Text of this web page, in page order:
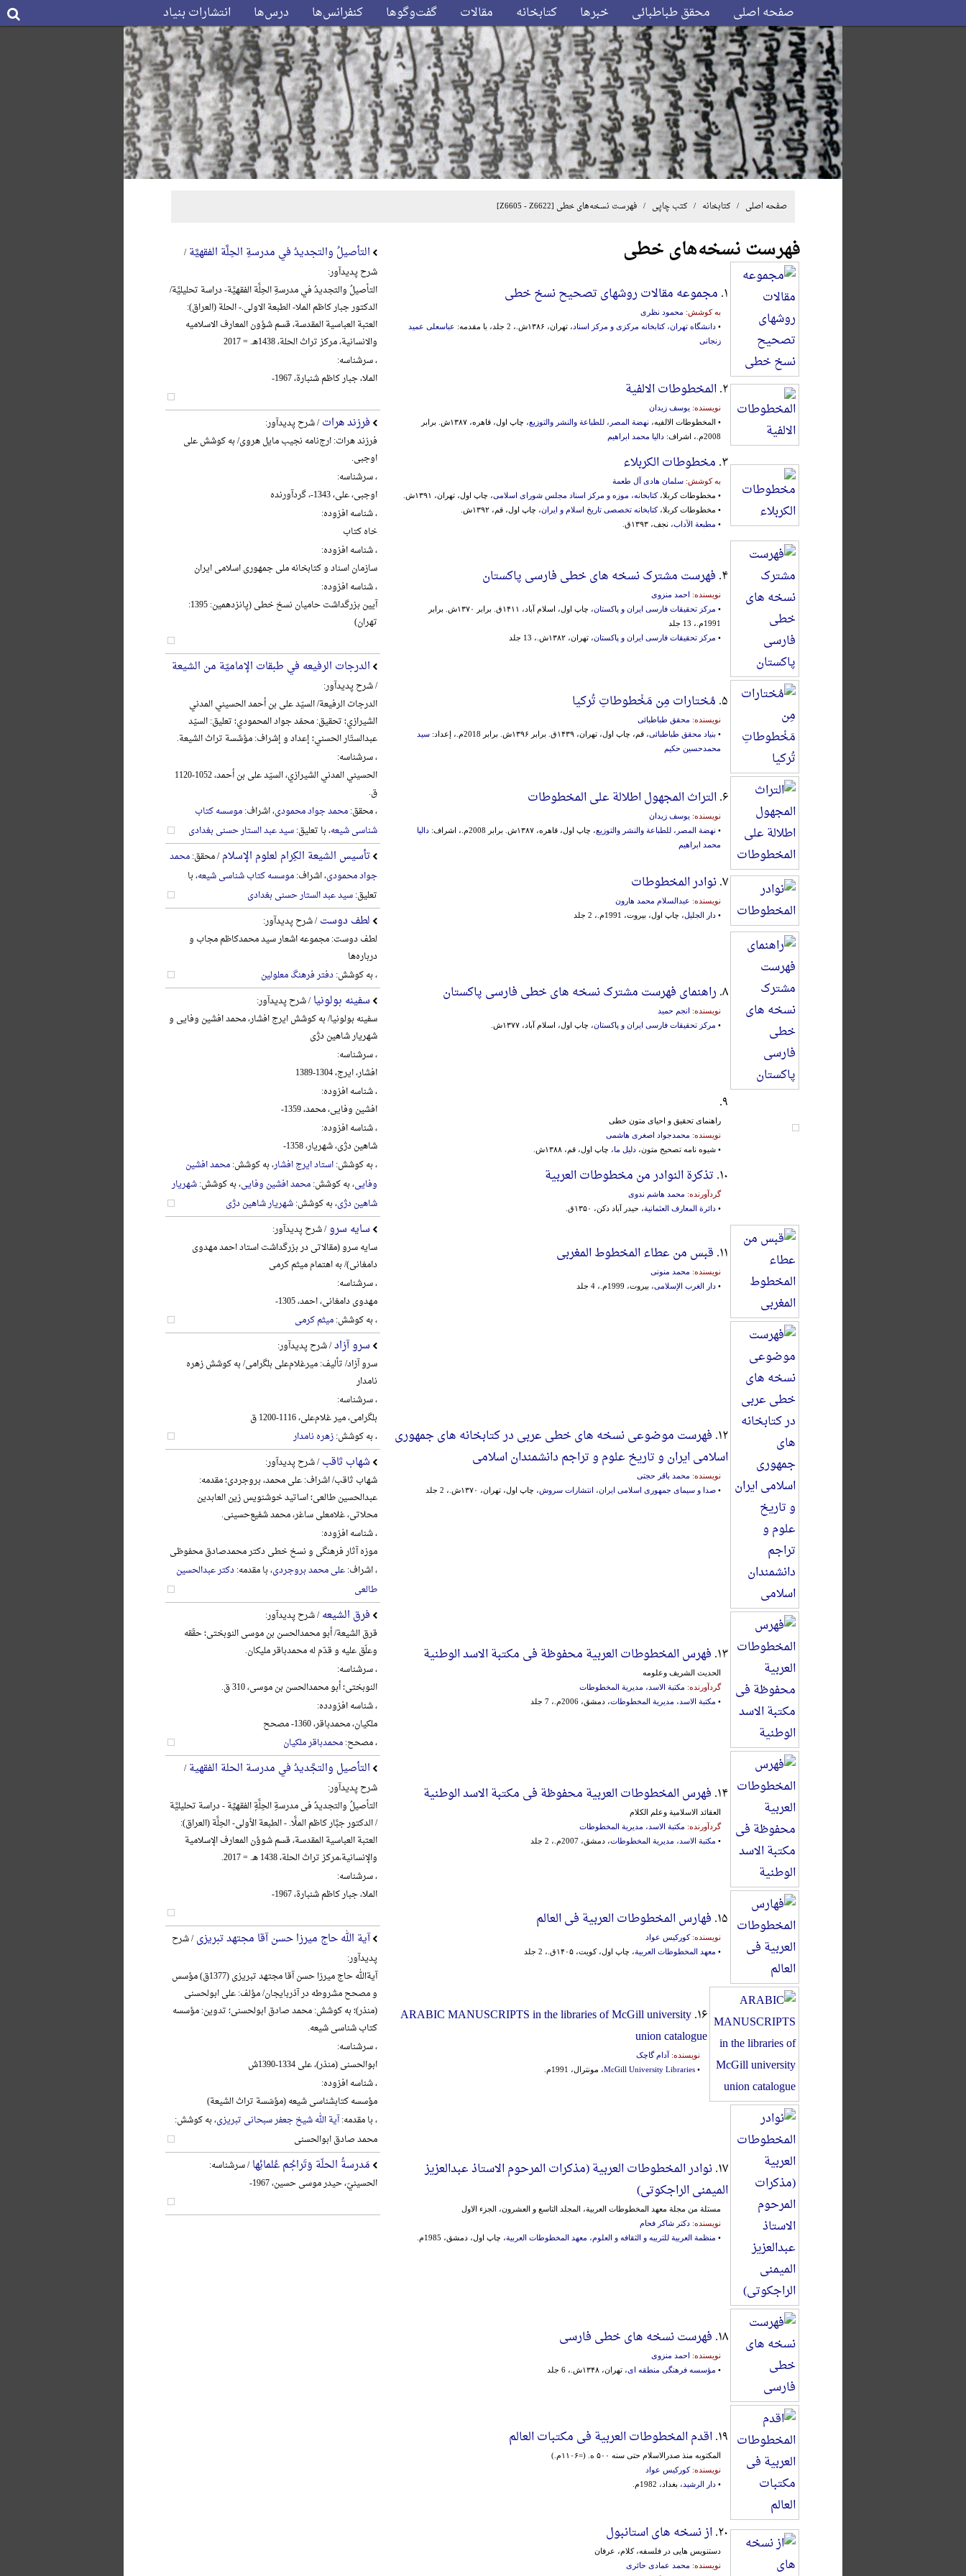
صفحه اصلی محقق طباطبائی خبرها کتابخانه مقالات گفت‌وگوها کنفرانس‌ها درس‌ها انتشارات بنیاد
صفحه اصلی / کتابخانه /کتب چاپی /فهرست نسخه‌های خطی[Z6605 - Z6622]
فهرست نسخه‌های خطی
۱. مجموعه مقالات روشهای تصحیح نسخ خطی
به کوشش: محمود نظری
• دانشگاه تهران، کتابخانه مرکزی و مرکز اسناد ، تهران، ۱۳۸۶ش.، 2 جلد، با مقدمه:
عباسعلی عمید
زنجانی
۲. المخطوطات الالفیة
نویسنده: یوسف زیدان
• المخطوطات الالفیه، نهضة المصر، للطباعة والنشر والتوزیع
، چاپ اول، قاهره، ۱۳۸۷ش. برابر
2008م.، اشراف:
دالیا محمد ابراهیم
۳. مخطوطات الکربلاء
به کوشش: سلمان هادی آل طعمة
• مخطوطات کربلا،کتابخانه، موزه و مرکز اسناد مجلس شورای اسلامی، چاپ اول، تهران، ۱۳۹۱ش.
• مخطوطات کربلا،کتابخانه تخصصی تاریخ اسلام و ایران، چاپ اول، قم، ۱۳۹۲ش.
• مطبعة الآداب، نجف، ۱۳۹۳ق.
۴. فهرست مشترک نسخه های خطی فارسی پاکستان
نویسنده: احمد منزوی
• مرکز تحقیقات فارسی ایران و پاکستان
، چاپ اول، اسلام آباد، ۱۴۱۱ق. برابر ۱۳۷۰ش. برابر
1991م.، 13 جلد
• مرکز تحقیقات فارسی ایران و پاکستان، تهران، ۱۳۸۲ش.، 13 جلد
۵. مُختارات مِن مَخْطوطاتِ تُرکیا
نویسنده: محقق طباطبائی
• بنیاد محقق طباطبائی، قم، چاپ اول، تهران، ۱۴۳۹ق. برابر ۱۳۹۶ش. برابر 2018م.، إعداد:
سید
محمدحسین حکیم
۶. التراث المجهول اطلالة علی المخطوطات
نویسنده: یوسف زیدان
• نهضة المصر، للطباعة والنشر والتوزیع، چاپ اول، قاهره، ۱۳۸۷ش. برابر 2008م.، اشراف:
دالیا
محمد ابراهیم
۷. نوادر المخطوطات
نویسنده: عبدالسلام محمد هارون
• دار الجلیل، چاپ اول، بیروت، 1991م.، 2 جلد
۸. راهنمای فهرست مشترک نسخه های خطی فارسی پاکستان
نویسنده: انجم حمید
• مرکز تحقیقات فارسی ایران و پاکستان، چاپ اول، اسلام آباد، ۱۳۷۷ش.
۹.
راهنمای تحقیق و احیای متون خطی
نویسنده: محمدجواد اصغری هاشمی
• شیوه نامه تصحیح متون، دلیل ما، چاپ اول، قم، ۱۳۸۸ش.
۱۰. تذکرة النوادر من مخطوطات العربیة
گردآورنده: محمد هاشم ندوی
• دائرة المعارف العثمانیة، حیدر آباد دکن، ۱۳۵۰ق.
۱۱. قبس من عطاء المخطوط المغربی
نویسنده: محمد منونی
• دار الغرب الإسلامی، بیروت، 1999م.، 4 جلد
۱۲. فهرست موضوعی نسخه های خطی عربی در کتابخانه های جمهوری
اسلامی ایران و تاریخ علوم و تراجم دانشمندان اسلامی
نویسنده: محمد باقر حجتی
• صدا و سیمای جمهوری اسلامی ایران، انتشارات سروش، چاپ اول، تهران، ۱۳۷۰ش.، 2 جلد
۱۳. فهرس المخطوطات العربیة محفوظة فی مکتبة الاسد الوطنیة
الحدیث الشریف وعلومه
گردآورنده: مکتبة الاسد، مدیریة المخطوطات
• مکتبة الاسد، مدیریة المخطوطات، دمشق، 2006م.، 7 جلد
۱۴. فهرس المخطوطات العربیة محفوظة فی مکتبة الاسد الوطنیة
العقائد الاسلامیة وعلم الکلام
گردآورنده: مکتبة الاسد، مدیریة المخطوطات
• مکتبة الاسد، مدیریة المخطوطات، دمشق، 2007م.، 2 جلد
۱۵. فهارس المخطوطات العربیة فی العالم
نویسنده:کورکیس عواد
• معهد المخطوطات العربیة، چاپ اول، کویت، ۱۴۰۵ق.، 2 جلد
۱۶. ARABIC MANUSCRIPTS in the libraries of McGill university
union catalogue
نویسنده: آدام گاچک
•
McGill University Libraries، مونترال، 1991م.
۱۷. نوادر المخطوطات العربیة (مذکرات المرحوم الاستاذ عبدالعزیز
المیمنی الراجکوتی)
مستلة من مجلة معهد المخطوطات العربیة، المجلد التاسع و العشرون، الجزء الاول
نویسنده: دکتر شاکر فحام
• منظمة العربیة للتربیه‌ و الثقافه‌ و العلوم‌، معهد المخطوطات‌ العربیة، چاپ اول، دمشق، 1985م.
۱۸. فهرست نسخه های خطی فارسی
نویسنده: احمد منزوی
• مؤسسه فرهنگی منطقه ای، تهران، ۱۳۴۸ش.، 6 جلد
۱۹. اقدم المخطوطات العربیة فی مکتبات العالم
المکتوبه منذ صدرالاسلام حتی سنه ۵۰۰ ه. (=۱۱۰۶م.)
نویسنده:کورکیس عواد
• دار الرشید ، بغداد، 1982م.
۲۰. از نسخه های استانبول
دستنویس هایی در فلسفه، کلام، عرفان
نویسنده: محمد عمادی حائری
التأصیلُ والتجدیدُ في مدرسةِ الحِلَّة الفقهیَّة/
شرح پدیدآور:
التأصیلُ والتجدیدُ في مدرسةِ الحِلَّة الفقهیَّة- دراسة تحلیلیَّة/
الدکتور جبار کاظم الملا- الطبعة الاولی.- الحلة (العراق):
العتبة العباسیة المقدسة، قسم شؤون المعارف الاسلامیه
والانسانیة، مرکز تراث الحلة، 1438هـ. = 2017
، سرشناسه:
الملا، جبار کاظم شنبارة، 1967-
فرزند هرات/ شرح پدیدآور:
فرزند هرات: ارج‌نامه نجیب مایل هروی/ به کوشش علی
اوجبی.
، سرشناسه:
اوجبی، علی، 1343-، گردآورنده
، شناسه افزوده:
خاه کتاب
، شناسه افزوده:
سازمان اسناد و کتابخانه ملی جمهوری اسلامی ایران
، شناسه افزوده:
آیین بزرگداشت حامیان نسخ خطی (پانزدهمین: 1395:
تهران)
الدرجات الرفیعه في طبقات الإمامیّة من الشیعة
/ شرح پدیدآور:
الدرجات الرفیعة/ السیّد علی بن أحمد الحسیني المدني
الشیرازي؛ تحقیق: محمّد جواد المحمودي؛ تعلیق: السیّد
عبدالستّار الحسني؛ إعداد و إشراف: مؤسَّسة تراث الشیعة.
، سرشناسه:
الحسیني المدني الشیرازي، السیّد علی بن أحمد، 1052-1120
ق.
، محقق:محمد جواد محمودی، اشراف:موسسه کتاب
شناسی شیعه، با تعلیق:سید عبد الستار حسنی بغدادی
تأسیس الشیعة الکِرام لعلوم الإسلام/ محقق:محمد
جواد محمودی، اشراف:موسسه کتاب شناسی شیعه، با
تعلیق:سید عبد الستار حسنی بغدادی
لطف دوست/ شرح پدیدآور:
لطف دوست: مجموعه اشعار سید محمدکاظم مجاب و
درباره‌ها
، به کوشش:دفتر فرهنگ معلولین
سفینه بولونیا/ شرح پدیدآور:
سفینه بولونیا/ به کوشش ایرج افشار، محمد افشین وفایی و
شهریار شاهین دژی
، سرشناسه:
افشار، ایرج، 1304-1389
، شناسه افزوده:
افشین وفایی، محمد، 1359-
، شناسه افزوده:
شاهین دژی، شهریار، 1358-
، به کوشش:استاد ایرج افشار، به کوشش:محمد افشین
وفایی، به کوشش:محمد افشین وفایی، به کوشش:شهریار
شاهین دژی، به کوشش:شهریار شاهین دژی
سایه سرو/ شرح پدیدآور:
سایه سرو (مقالاتی در بزرگداشت استاد احمد مهدوی
دامغانی)/ به اهتمام میثم کرمی
، سرشناسه:
مهدوی دامغانی، احمد، 1305-
، به کوشش:میثم کرمی
سرو آزاد/ شرح پدیدآور:
سرو آزاد/ تألیف: میرغلام‌علی بلگرامی/ به کوشش زهره
نامدار
، سرشناسه:
بلگرامی، میر غلام‌علی، 1116-1200 ق
، به کوشش:زهره نامدار
شهاب ثاقب/ شرح پدیدآور:
شهاب ثاقب/ اشراف: علی محمد، بروجردی؛ مقدمه:
عبدالحسین طالعی؛ اساتید خوشنویس زین العابدین
محلاتی، غلامعلی ساغر، محمد شفیع‌حسینی.
، شناسه افزوده:
موزه آثار فرهنگی و نسخ خطی دکتر محمدصادق محفوظی
، اشراف:علی محمد بروجردی، با مقدمه:دکتر عبدالحسین
طالعی
فرق الشیعه/ شرح پدیدآور:
قرق الشیعة/ أبو محمدالحسن بن موسی النوبختی؛ حقّقه
وعلّق علیه و قدّم له محمدباقر ملیکان.
، سرشناسه:
النوبختی؛ أبو محمدالحسن بن موسی، 310 ق.
، شناسه افزودده:
ملکیان، محمدباقر، 1360- مصحح
، مصحح:محمدباقر ملکیان
التأصیل والتجَّدیدُ في مدرسة الحلة الفقهیة/
شرح پدیدآور:
التأصیلُ والتجدیدُ فی مدرسةِ الحِلَّةِ الفقهیِّة - دراسة تحلیلیَّة
/ الدکتور جبَّار کاظم الملَّا. - الطبعة الأولی- الحِلَّة (العراق):
العتبة العباسیة المقدسة، قسم شوؤن المعارف الإسلامیة
والإنسانیة،‌مرکز تراث الحلة، 1438 هـ. = 2017.
، سرشناسه:
الملا، جبار کاظم شنبارة، 1967-
آیة الله حاج میرزا حسن آقا مجتهد تبریزی/ شرح
پدیدآور:
آیةالله حاج میرزا حسن آقا مجتهد تبریزی (1377ق) مؤسس
و مصحح مشروطه در آذربایجان/ مؤلف: علی ابولحسنی
(منذر)؛ به کوشش: محمد صادق ابولحسنی؛ تدوین: مؤسسه
کتاب شناسی شیعه.
، سرشناسه:
ابوالحسنی (منذر)، علی 1334-1390ش
، شناسه افزوده:
مؤسسه کتابشناسی شیعه (مؤسّسة تراث الشیعة)
، با مقدمه:آیة الله شیخ جعفر سبحانی تبریزی، به کوشش:
محمد صادق ابوالحسنی
مَدرسةُ الحلّة وَتَراجُم عُلمائِها/ سرشناسه:
الحسینيّ، حیدر موسی حسین، 1967-